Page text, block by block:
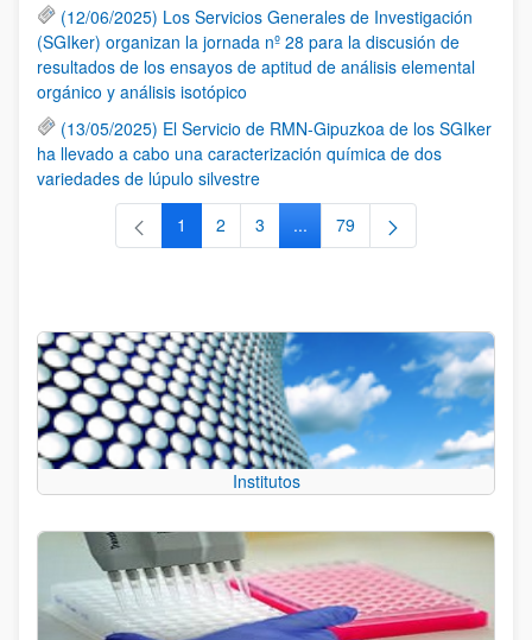
(12/06/2025) Los Servicios Generales de Investigación
(SGIker) organizan la jornada nº 28 para la discusión de
resultados de los ensayos de aptitud de análisis elemental
orgánico y análisis isotópico
(13/05/2025) El Servicio de RMN-Gipuzkoa de los SGIker
ha llevado a cabo una caracterización química de dos
variedades de lúpulo silvestre
Página
1 Página
2 Página
3 ...Páginas intermedias Use TAB
Página
79
Institutos